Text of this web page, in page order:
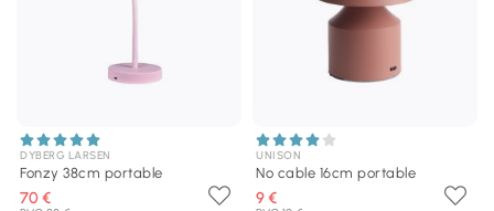
DYBERG LARSEN
Fonzy 38cm portable
70 €
UNISON
No cable 16cm portable
9 €